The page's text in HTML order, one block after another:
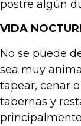
postre algún
VIDA
No se puede
sea muy
tapear, cenar
tabernas y